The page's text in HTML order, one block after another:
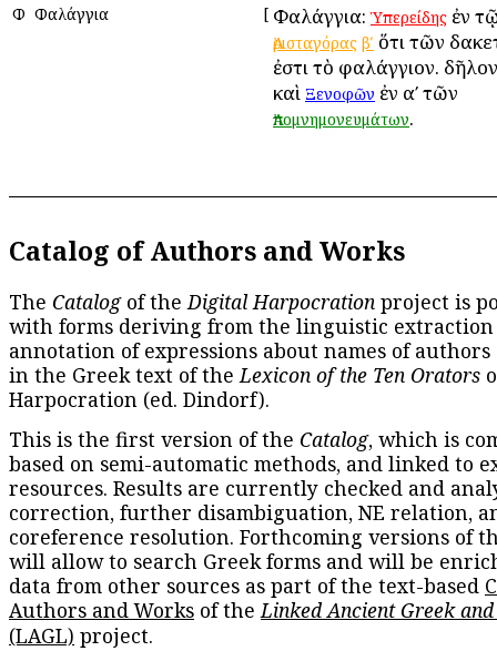
Φ Φαλάγγια [ Φαλάγγια: Ὑπερείδης ἐν
Ἀρισταγόρας βʹ ὅτι τῶν
ἐστι τὸ φαλάγγιον.
καὶ Ξενοφῶν ἐν αʹ τῶν
Ἀπομνημονευμάτων.
Catalog of Authors and Works
The Catalogof theDigital Harpocration project is
with forms deriving from the linguistic extraction
annotation of expressions about names of
in the Greek text of theLexicon of the Ten Orators
Harpocration (ed. Dindorf).
This is the first version of the Catalog, which is
based on semi-automatic methods, and linked to
resources. Results are currently checked and
correction, further disambiguation, NE relation,
coreference resolution. Forthcoming versions of
will allow to search Greek forms and will be
data from other sources as part of the text-based
Authors and Works of theLinked Ancient Greek
(LAGL) project.